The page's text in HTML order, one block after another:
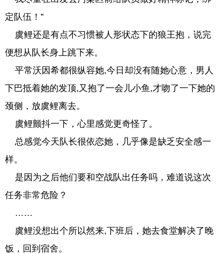
定队伍！”
虞鲤还是有点不习惯被人形状态下的狼王抱，说完
便想从队长身上跳下来。
平常沃因希都很纵容她,今日却没有随她心意，男人
下巴抵着她的发顶,又抱了一会儿小鱼,才吻了一下她的
颈侧，放虞鲤离去。
虞鲤颤抖一下，心里感觉更奇怪了。
总感觉今天队长很依恋她，几乎像是缺乏安全感一
样。
是因为之后他们要和空战队出任务吗，难道说这次
任务非常危险？
……
虞鲤没想出个所以然来,下班后，她去食堂解决了晚
饭，回到宿舍。